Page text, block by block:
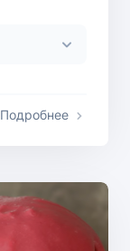
Подробнее